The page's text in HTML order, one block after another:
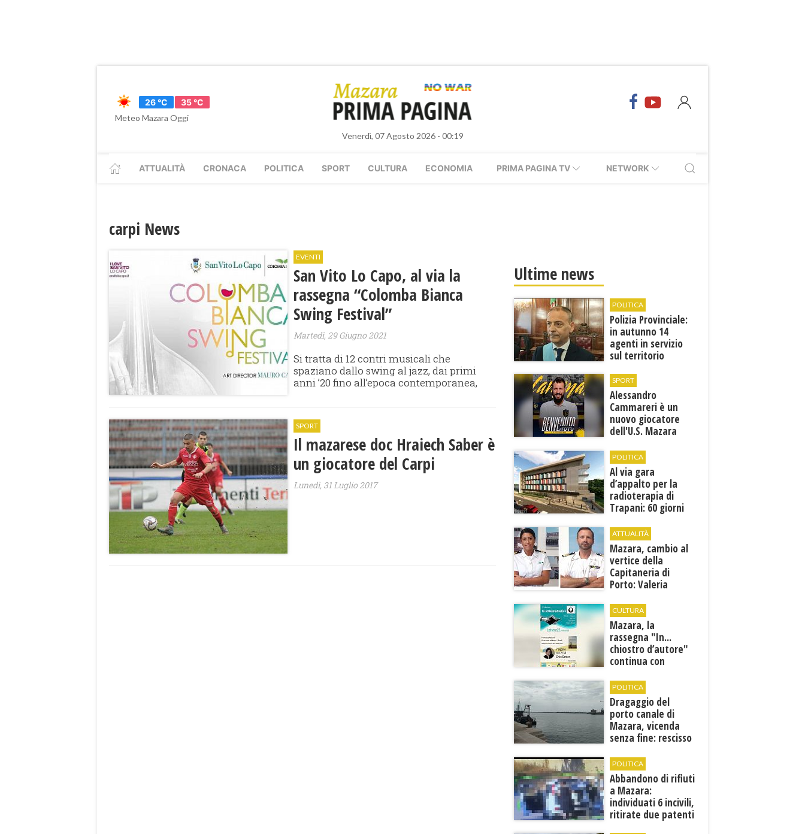
26 °C
35 °C
Meteo Mazara Oggi
Venerdì, 07 Agosto 2026 - 00:19
ATTUALITÀ CRONACA POLITICA SPORT CULTURA ECONOMIA PRIMA PAGINA TV NETWORK
carpi News
EVENTI
San Vito Lo Capo, al via la
rassegna “Colomba Bianca
Swing Festival”
Martedì, 29 Giugno 2021
Si tratta di 12 contri musicali che
spaziano dallo swing al jazz, dai primi
anni ’20 fino all’epoca contemporanea,
SPORT
Il mazarese doc Hraiech Saber è
un giocatore del Carpi
Lunedì, 31 Luglio 2017
Ultime news
POLITICA
Polizia Provinciale:
in autunno 14
agenti in servizio
sul territorio
SPORT
Alessandro
Cammareri è un
nuovo giocatore
dell'U.S. Mazara
POLITICA
Al via gara
d’appalto per la
radioterapia di
Trapani: 60 giorni
offerte
ATTUALITÀ
Mazara, cambio al
vertice della
Capitaneria di
Porto: Valeria
vicecomandante
CULTURA
Mazara, la
rassegna "In...
chiostro d’autore"
continua con
POLITICA
Dragaggio del
porto canale di
Mazara, vicenda
senza fine: rescisso
POLITICA
Abbandono di rifiuti
a Mazara:
individuati 6 incivili,
ritirate due patenti